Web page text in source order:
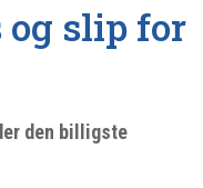
og slip for
den billigste